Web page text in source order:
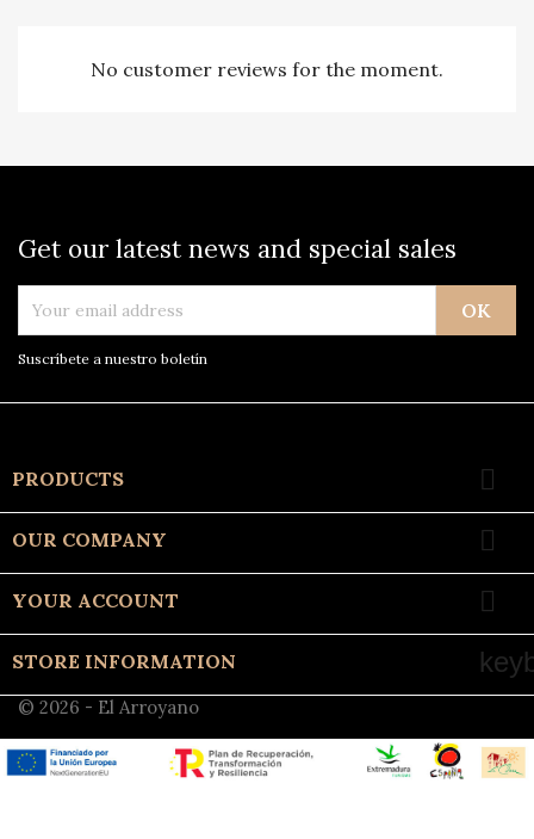
No customer reviews for the moment.
Get our latest news and special sales
Suscríbete a nuestro boletín
PRODUCTS 
OUR COMPANY 
YOUR ACCOUNT 
STORE INFORMATION
© 2026 - El Arroyano